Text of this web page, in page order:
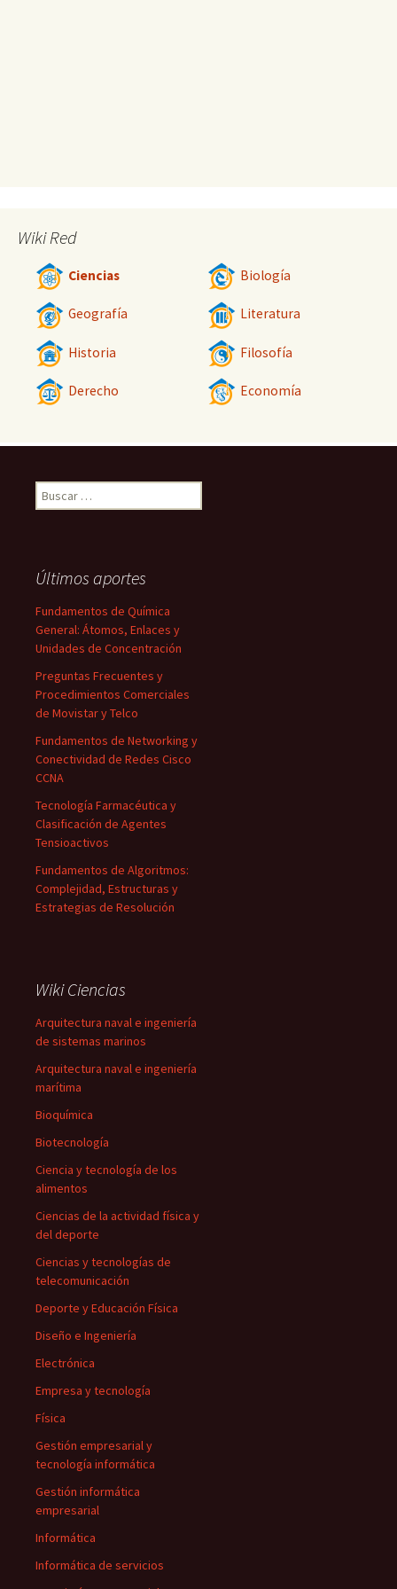
Wiki Red
Ciencias Biología
Geografía Literatura
Historia Filosofía
Derecho Economía
Buscar:
Últimos aportes
Fundamentos de Química
General: Átomos, Enlaces y
Unidades de Concentración
Preguntas Frecuentes y
Procedimientos Comerciales
de Movistar y Telco
Fundamentos de Networking y
Conectividad de Redes Cisco
CCNA
Tecnología Farmacéutica y
Clasificación de Agentes
Tensioactivos
Fundamentos de Algoritmos:
Complejidad, Estructuras y
Estrategias de Resolución
Wiki Ciencias
Arquitectura naval e ingeniería
de sistemas marinos
Arquitectura naval e ingeniería
marítima
Bioquímica
Biotecnología
Ciencia y tecnología de los
alimentos
Ciencias de la actividad física y
del deporte
Ciencias y tecnologías de
telecomunicación
Deporte y Educación Física
Diseño e Ingeniería
Electrónica
Empresa y tecnología
Física
Gestión empresarial y
tecnología informática
Gestión informática
empresarial
Informática
Informática de servicios